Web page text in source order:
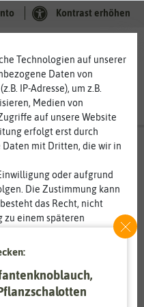
Kontrast erhöhen
Technologien auf unserer
Daten von
IP-Adresse), um z.B.
Medien von
auf unsere Website
erfolgt erst durch
Daten mit Dritten, die wir in
oder aufgrund
Die Zustimmung kann
das Recht, nicht
einem späteren
Daten und
Statistik